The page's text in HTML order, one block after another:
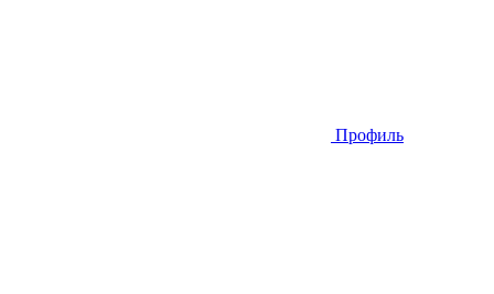
Профиль